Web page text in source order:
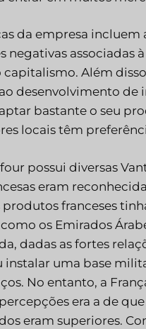
da empresa incluem
negativas associadas
capitalismo. Além
desenvolvimento
bastante o seu
locais têm
possui diversas
eram
franceses
os Emirados
dadas as fortes
uma base
No entanto, a
era a de
eram superiores.